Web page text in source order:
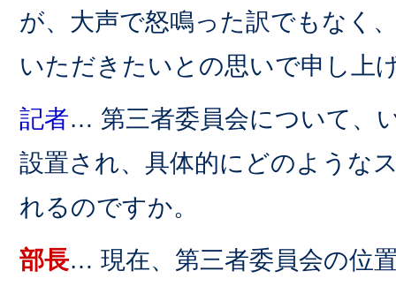
が、大声で怒鳴った訳でもなく
いただきたいとの思いで申し上
記者… 第三者委員会について、
設置され、具体的にどのような
れるのですか。
部長… 現在、第三者委員会の位